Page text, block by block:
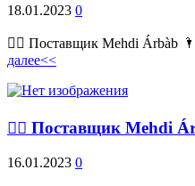
18.01.2023 0
💁‍♂ Поставщик Mehdi Árbàb
далее<<
💁‍♂ Поставщик Mehdi
16.01.2023 0